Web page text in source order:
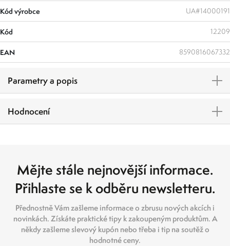
Kód výrobce UA#14000191
Kód 12209
EAN 8590816067332
Parametry a popis
Hodnocení
Mějte stále nejnovější informace.
Přihlaste se k odběru newsletteru.
Přednostně Vám zašleme informace o zbrusu nových akcích i
novinkách. Získáte praktické tipy k zakoupeným produktům. A
někdy zašleme slevový kupón nebo třeba i tip na soutěž o
hodnotné ceny.